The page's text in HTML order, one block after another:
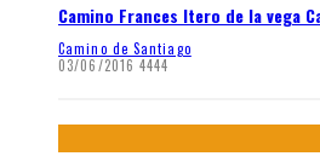
Camino Frances Itero de la vega
Camino de Santiago
03/06/2016 4444